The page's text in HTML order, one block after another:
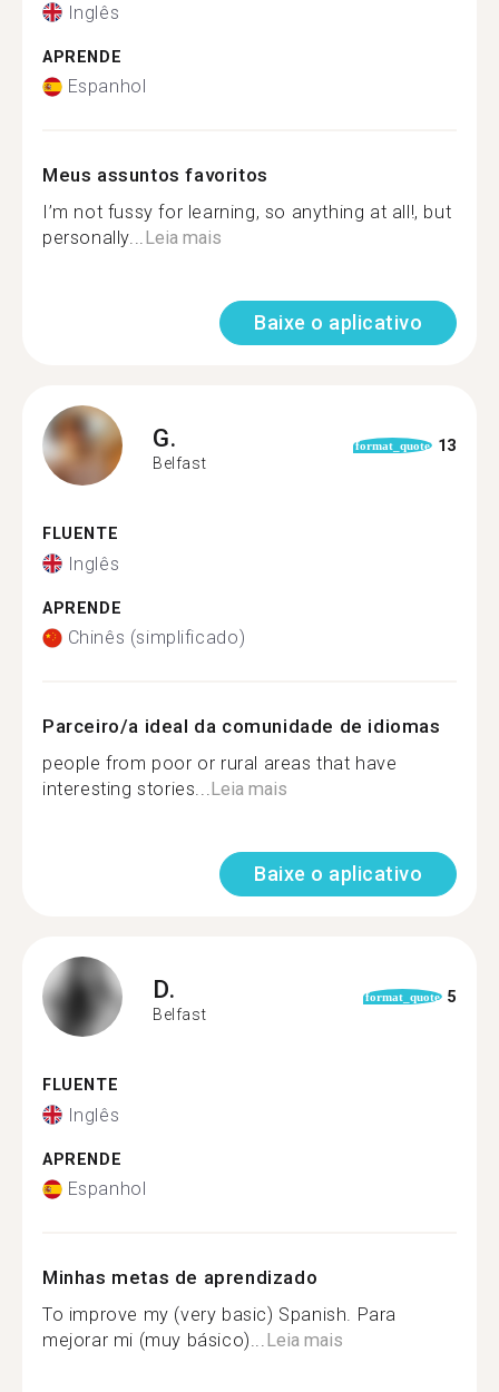
Inglês
APRENDE
Espanhol
Meus assuntos favoritos
I’m not fussy for learning, so anything at all!, but
personally...Leia mais
Baixe o aplicativo
G.
Belfast
format_quote 13
FLUENTE
Inglês
APRENDE
Chinês (simplificado)
Parceiro/a ideal da comunidade de idiomas
people from poor or rural areas that have
interesting stories...Leia mais
Baixe o aplicativo
D.
Belfast
format_quote 5
FLUENTE
Inglês
APRENDE
Espanhol
Minhas metas de aprendizado
To improve my (very basic) Spanish. Para
mejorar mi (muy básico)...Leia mais